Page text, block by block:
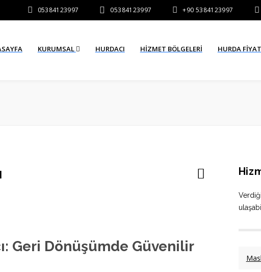
05384123997 05384123997 +90 5384123997
KURUMSAL HURDACI HIZMET BÖLGELERI HURDA
Geri Dönüşümde Güvenilir